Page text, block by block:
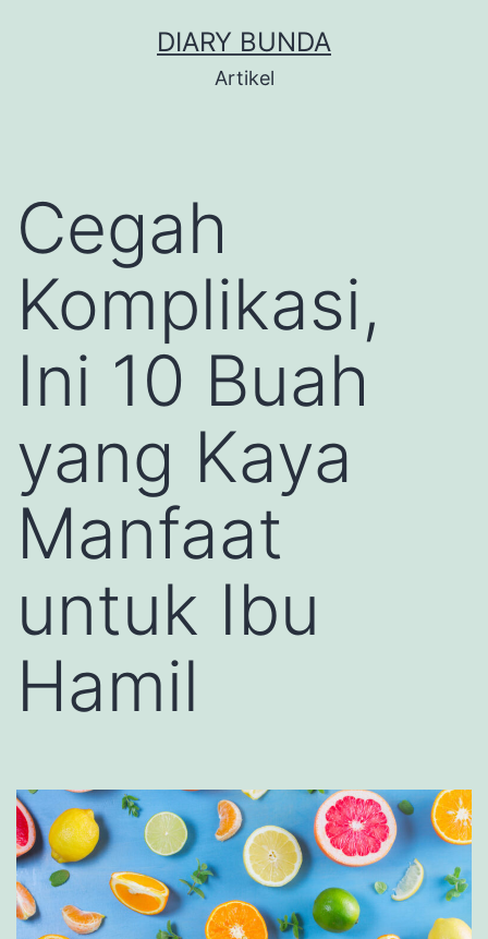
DIARY BUNDA
Artikel
Cegah
Komplikasi,
Ini 10 Buah
yang Kaya
Manfaat
untuk Ibu
Hamil